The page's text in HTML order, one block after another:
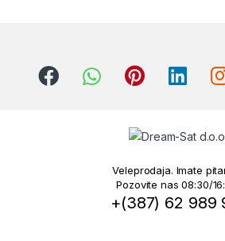
Veleprodaja. Imate
Pozovite nas 08:30/
+(387) 62 989